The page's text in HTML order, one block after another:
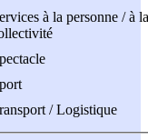
à la personne / à la
/ Logistique